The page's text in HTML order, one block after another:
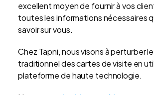
excellent moyen de fournir à vos
toutes les informations nécessaires
savoir sur vous.
Chez Tapni, nous visons à perturber
traditionnel des cartes de visite en
plateforme de haute technologie.